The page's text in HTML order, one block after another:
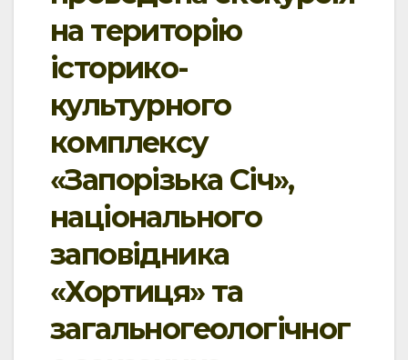
на територію
історико-
культурного
комплексу
«Запорізька Січ»,
національного
заповідника
«Хортиця» та
загальногеологічног